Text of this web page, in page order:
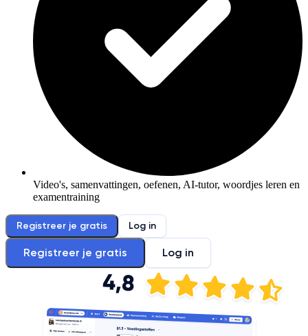
Video's, samenvattingen, oefenen, AI-tutor, woordjes leren en
examentraining
Registreer je gratis Log in
Registreer je gratis Log in